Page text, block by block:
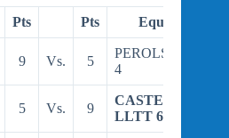
Pts Pts Equipe
9 Vs. 5
PEROLS PPC
4
5 Vs. 9
CASTELNAU
LLTT 6